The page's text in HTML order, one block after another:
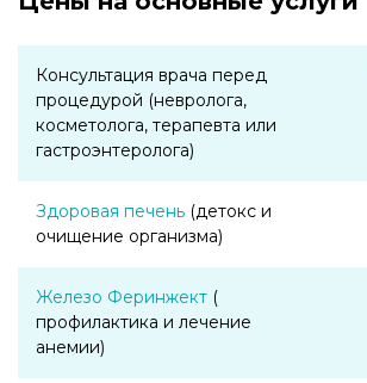
Консультация врача перед
процедурой (невролога,
косметолога, терапевта или
гастроэнтеролога)
Здоровая печень (детокс и
очищение организма)
Железо Феринжект (
профилактика и лечение
анемии)